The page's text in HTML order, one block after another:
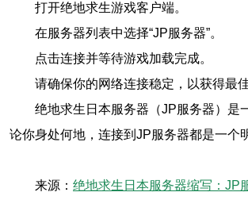
打开绝地求生游戏客户端。
在服务器列表中选择“JP服务器”。
点击连接并等待游戏加载完成。
请确保你的网络连接稳定，以获得最
绝地求生日本服务器（JP服务器）是
论你身处何地，连接到JP服务器都是一个
来源： 绝地求生日本服务器缩写：JP